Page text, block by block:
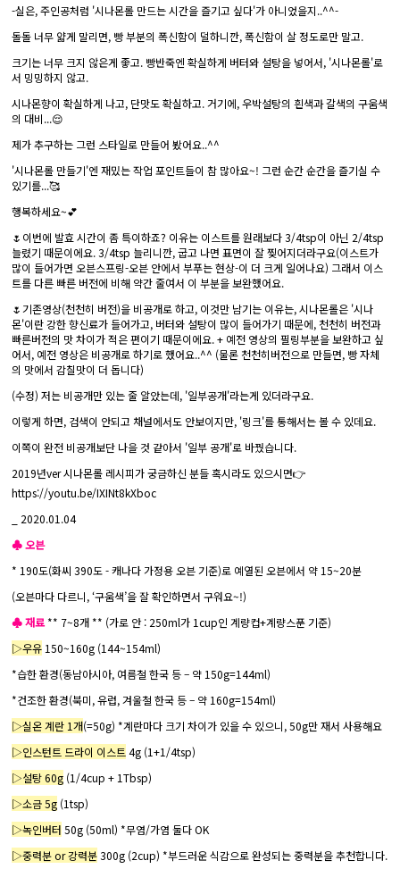
-실은, 주인공처럼 '시나몬롤 만드는 시간을 즐기고 싶다'가 아니었을지..^^-
돌돌 너무 얇게 말리면, 빵 부분의 폭신함이 덜하니깐, 폭신함이 살 정도로만 말고.
크기는 너무 크지 않은게 좋고. 빵반죽엔 확실하게 버터와 설탕을 넣어서, '시나몬롤'로
서 밍밍하지 않고.
시나몬향이 확실하게 나고, 단맛도 확실하고. 거기에, 우박설탕의 흰색과 갈색의 구움색
의 대비...😌
제가 추구하는 그런 스타일로 만들어 봤어요..^^
'시나몬롤 만들기'엔 재밌는 작업 포인트들이 참 많아요~! 그런 순간 순간을 즐기실 수
있기를...🥰
행복하세요~💕
🌷이번에 발효 시간이 좀 특이하죠? 이유는 이스트를 원래보다 3/4tsp이 아닌 2/4tsp
늘렸기 때문이에요. 3/4tsp 늘리니깐, 굽고 나면 표면이 잘 찢어지더라구요(이스트가
많이 들어가면 오븐스프링-오븐 안에서 부푸는 현상-이 더 크게 일어나요) 그래서 이스
트를 다른 빠른 버전에 비해 약간 줄여서 이 부분을 보완했어요.
🌷기존영상(천천히 버전)을 비공개로 하고, 이것만 남기는 이유는, 시나몬롤은 '시나
몬'이란 강한 향신료가 들어가고, 버터와 설탕이 많이 들어가기 때문에, 천천히 버전과
빠른버전의 맛 차이가 적은 편이기 때문이에요. + 예전 영상의 필링부분을 보완하고 싶
어서, 예전 영상은 비공개로 하기로 했어요..^^ (물론 천천히버전으로 만들면, 빵 자체
의 맛에서 감칠맛이 더 돕니다)
(수정) 저는 비공개만 있는 줄 알았는데, '일부공개'라는게 있더라구요.
이렇게 하면, 검색이 안되고 채널에서도 안보이지만, '링크'를 통해서는 볼 수 있데요.
이쪽이 완전 비공개보단 나을 것 같아서 '일부 공개'로 바꿨습니다.
2019년ver 시나몬롤 레시피가 궁금하신 분들 혹시라도 있으시면👉
https://youtu.be/IXINt8kXboc
_ 2020.01.04
♣ 오븐
* 190도(화씨 390도 - 캐나다 가정용 오븐 기준)로 예열된 오븐에서 약 15~20분
(오븐마다 다르니, ‘구움색’을 잘 확인하면서 구워요~!)
♣ 재료** 7~8개 ** (가로 안 : 250ml가 1cup인 계량컵+계량스푼 기준)
▷우유 150~160g (144~154ml)
*습한 환경(동남아시아, 여름철 한국 등 – 약 150g=144ml)
*건조한 환경(북미, 유럽, 겨울철 한국 등 – 약 160g=154ml)
▷실온 계란 1개(=50g) *계란마다 크기 차이가 있을 수 있으니, 50g만 재서 사용해요
▷인스턴트 드라이 이스트 4g (1+1/4tsp)
▷설탕 60g (1/4cup + 1Tbsp)
▷소금 5g (1tsp)
▷녹인버터 50g (50ml) *무염/가염 둘다 OK
▷중력분 or 강력분300g (2cup) *부드러운 식감으로 완성되는 중력분을 추천합니다.